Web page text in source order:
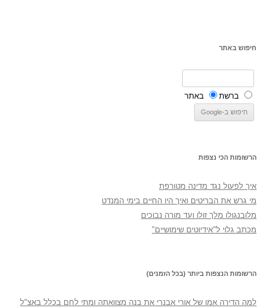
חיפוש באתר
ברשת באתר
הרשומות הכי נצפות
איך לפעול נגד מדינה מטורפת
מי גרש את הבריטים ואיך היו החיים בימי המנדט
מלובנגולו מלך זולו ועד מורה נבוכים
מכתב גלוי ל"אידיוטים שימושיים"
הרשומות הנצפות ביותר (בכל הזמנים)
למה הדירה אמו של אורי אבנרי את בנה מצוואתה ומתי לחם בכלל באצ"ל